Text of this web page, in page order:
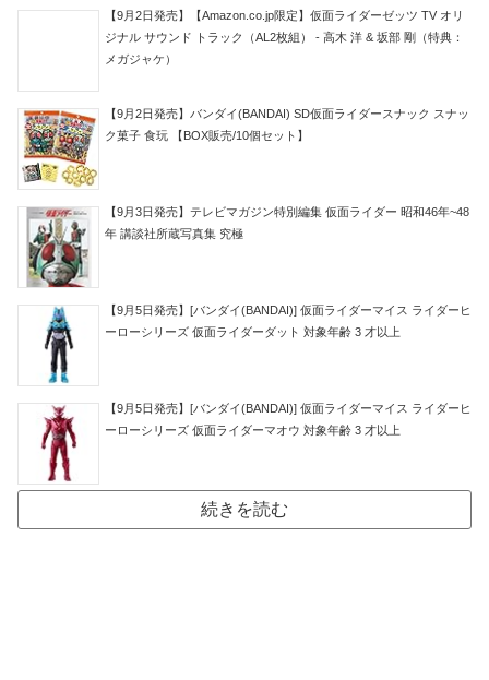
【9月2日発売】【Amazon.co.jp限定】仮面ライダーゼッツ TV オリ
ジナル サウンド トラック（AL2枚組） - 高木 洋 & 坂部 剛（特典：
メガジャケ）
【9月2日発売】バンダイ(BANDAI) SD仮面ライダースナック スナッ
ク菓子 食玩 【BOX販売/10個セット】
【9月3日発売】テレビマガジン特別編集 仮面ライダー 昭和46年~48
年 講談社所蔵写真集 究極
【9月5日発売】[バンダイ(BANDAI)] 仮面ライダーマイス ライダーヒ
ーローシリーズ 仮面ライダーダット 対象年齢 3 才以上
【9月5日発売】[バンダイ(BANDAI)] 仮面ライダーマイス ライダーヒ
ーローシリーズ 仮面ライダーマオウ 対象年齢 3 才以上
続きを読む